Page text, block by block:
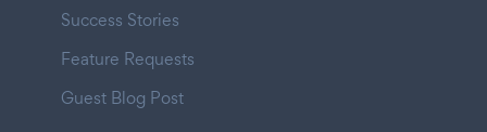
Success Stories
Feature Requests
Guest Blog Post